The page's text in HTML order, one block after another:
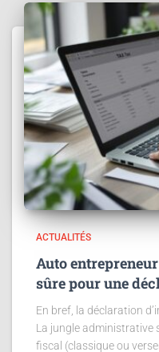
ACTUALITÉS
Auto
sûre pour une
En bref, la déclaration
La jungle administrative
fiscal (classique ou